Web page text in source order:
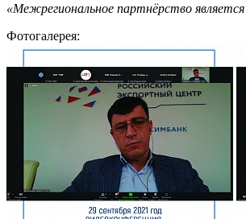
«Межрегиональное партнёрство
Фотогалерея: